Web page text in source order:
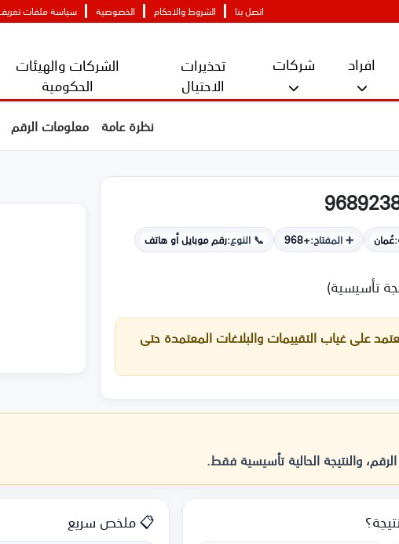
اتصل بنا الشروط والاحكام الخصوصية سياسة ملفات تعريف
افراد شركات تحذيرات
الاحتيال
الشركات والهيئات
الحكومية
نظرة عامة معلومات الرقم
عُمان ➕ المفتاح:+968 📞 النوع:رقم موبايل أو هاتف
تأسيسية)
على غياب التقييمات والبلاغات المعتمدة حتى
والنتيجة الحالية تأسيسية فقط.
📋 ملخص سريع